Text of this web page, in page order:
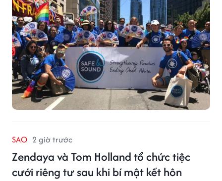
lĩnh vực phòng ngừa bạo hành trẻ em, hỗ trợ gia đình
và xây dựng môi trường an toàn cho trẻ em.
SAO 2 giờ trước
Zendaya và Tom Holland tổ chức tiệc
cưới riêng tư sau khi bí mật kết hôn